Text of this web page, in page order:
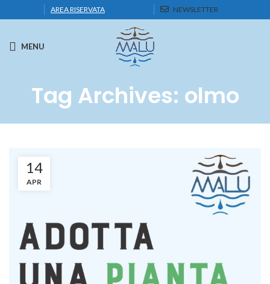
AREA RISERVATA NEWSLETTER
MENU
Tag Archives: olmo
14
APR